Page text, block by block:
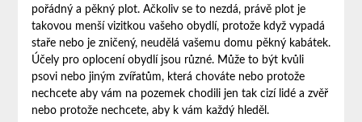
pořádný a pěkný plot. Ačkoliv se to nezdá, právě plot je
takovou menší vizitkou vašeho obydlí, protože když vypadá
staře nebo je zničený, neudělá vašemu domu pěkný kabátek.
Účely pro oplocení obydlí jsou různé. Může to být kvůli
psovi nebo jiným zvířatům, která chováte nebo protože
nechcete aby vám na pozemek chodili jen tak cizí lidé a zvěř
nebo protože nechcete, aby k vám každý hleděl.